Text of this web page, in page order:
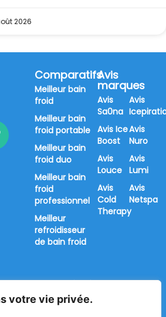
votre vie privée.
2026
Comparatifs
Meilleur bain
froid
Meilleur bain
froid portable
Meilleur bain
froid duo
Meilleur bain
froid
professionnel
Meilleur
refroidisseur
de bain froid
Avis
marques
Avis
Sa0na
Avis Ice
Boost
Avis
Louce
Avis
Cold
Therapy
Avis
Avis
Nuro
Avis
Lumi
Avis
Netspa
Tous droits réservés 2026
légales